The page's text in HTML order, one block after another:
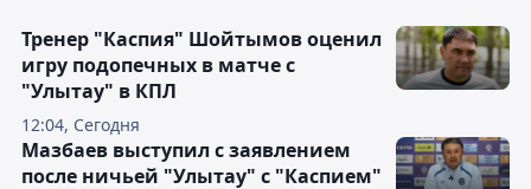
12:04, Сегодня
Тренер "Каспия" Шойтымов оценил
игру подопечных в матче с
"Улытау" в КПЛ
Мазбаев выступил с заявлением
после ничьей "Улытау" с "Каспием"